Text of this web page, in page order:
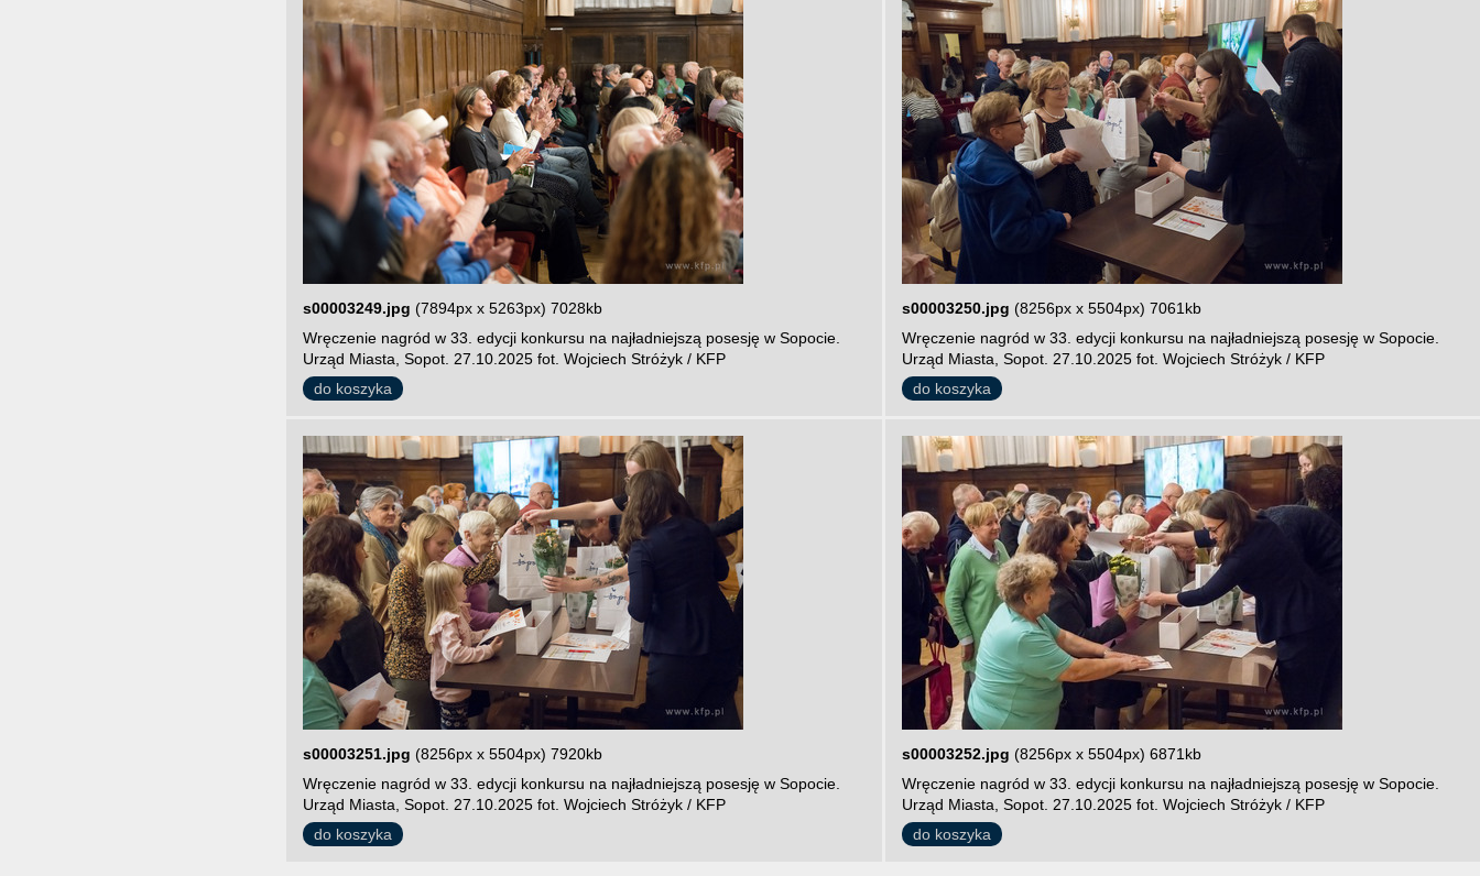
s00003249.jpg (7894px x 5263px) 7028kb
Wręczenie nagród w 33. edycji konkursu na najładniejszą posesję w Sopocie.
Urząd Miasta, Sopot. 27.10.2025 fot. Wojciech Stróżyk / KFP
do koszyka
s00003250.jpg (8256px x 5504px) 7061kb
Wręczenie nagród w 33. edycji konkursu na najładniejszą posesję w Sopocie.
Urząd Miasta, Sopot. 27.10.2025 fot. Wojciech Stróżyk / KFP
do koszyka
s00003251.jpg (8256px x 5504px) 7920kb
Wręczenie nagród w 33. edycji konkursu na najładniejszą posesję w Sopocie.
Urząd Miasta, Sopot. 27.10.2025 fot. Wojciech Stróżyk / KFP
do koszyka
s00003252.jpg (8256px x 5504px) 6871kb
Wręczenie nagród w 33. edycji konkursu na najładniejszą posesję w Sopocie.
Urząd Miasta, Sopot. 27.10.2025 fot. Wojciech Stróżyk / KFP
do koszyka